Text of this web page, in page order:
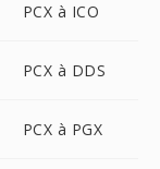
PCX à ICO
PCX à DDS
PCX à PGX